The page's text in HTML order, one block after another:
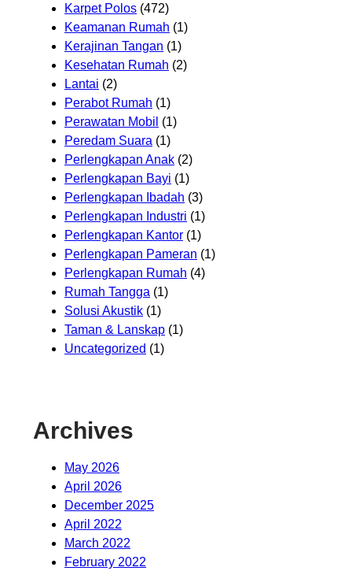
Karpet Polos (472)
Keamanan Rumah (1)
Kerajinan Tangan (1)
Kesehatan Rumah (2)
Lantai (2)
Perabot Rumah (1)
Perawatan Mobil (1)
Peredam Suara (1)
Perlengkapan Anak (2)
Perlengkapan Bayi (1)
Perlengkapan Ibadah (3)
Perlengkapan Industri (1)
Perlengkapan Kantor (1)
Perlengkapan Pameran (1)
Perlengkapan Rumah (4)
Rumah Tangga (1)
Solusi Akustik (1)
Taman & Lanskap (1)
Uncategorized (1)
Archives
May 2026
April 2026
December 2025
April 2022
March 2022
February 2022